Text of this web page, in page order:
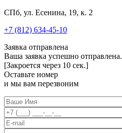
СПб, ул. Есенина, 19, к. 2
+7 (812) 634-45-10
Заявка отправлена
Ваша заявка успешно отправлена.
[Закроется через 10 сек.]
Оставьте номер
и мы вам перезвоним